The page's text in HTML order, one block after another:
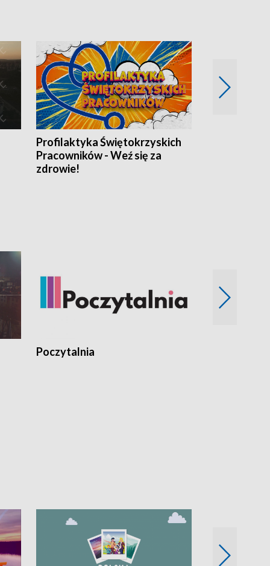
Profilaktyka Świętokrzyskich
Pracowników - Weź się za
zdrowie!
Poczytalnia